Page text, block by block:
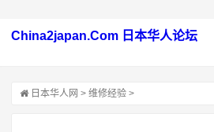
China2japan.Com 日本华人论坛
日本华人网 > 维修经验 >